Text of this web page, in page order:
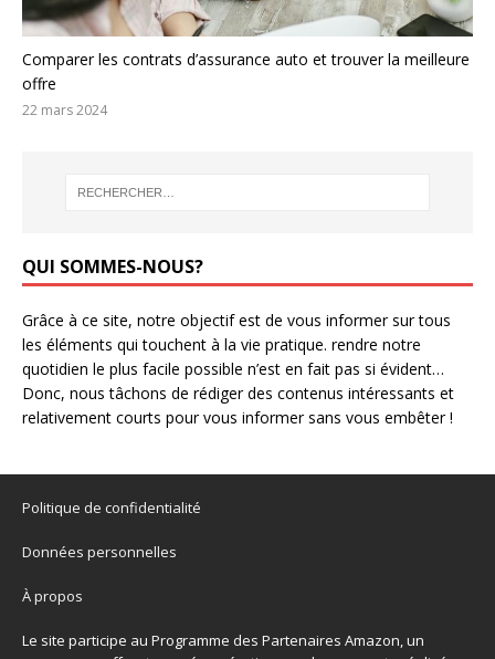
Comparer les contrats d’assurance auto et trouver la meilleure
offre
22 mars 2024
QUI SOMMES-NOUS?
Grâce à ce site, notre objectif est de vous informer sur tous
les éléments qui touchent à la vie pratique. rendre notre
quotidien le plus facile possible n’est en fait pas si évident…
Donc, nous tâchons de rédiger des contenus intéressants et
relativement courts pour vous informer sans vous embêter !
Politique de confidentialité
Données personnelles
À propos
Le site participe au Programme des Partenaires Amazon, un